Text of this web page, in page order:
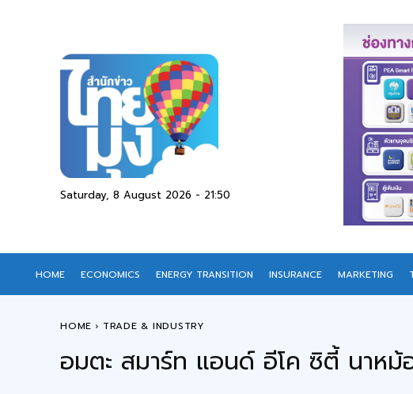
Saturday, 8 August 2026 - 21:50
HOME ECONOMICS ENERGY TRANSITION INSURANCE MARKETING
HOME TRADE & INDUSTRY
อมตะ สมาร์ท แอนด์ อีโค ซิตี้ นาหม้